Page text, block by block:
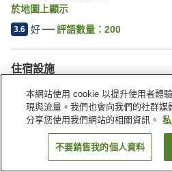
於地圖上顯示
3.6 好 評語數量： 200
住宿設施
停車場
水
餐廳
找客房
本網站使用 cookie 以提升使用者體
現與流量。我們也會向我們的社群媒
分享您使用我們網站的相關資訊。
不要銷售我的個人資料